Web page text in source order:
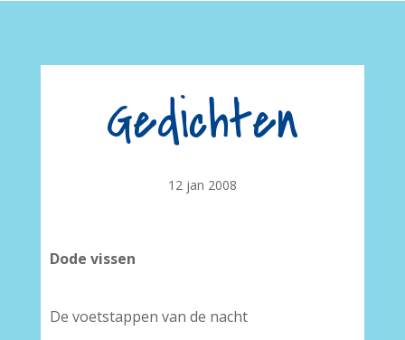
Gedichten
12 jan 2008
Dode vissen
De voetstappen van de nacht